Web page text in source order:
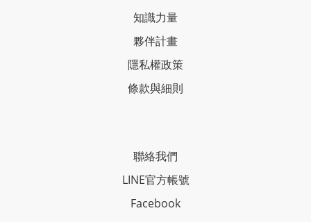
知識力量
夥伴計畫
隱私權政策
條款與細則
聯絡我們
LINE官方帳號
Facebook